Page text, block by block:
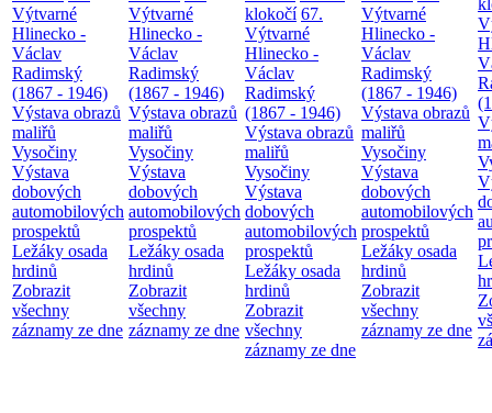
Výtvarné
Hlinecko -
Václav
Radimský
(1867 - 1946)
Výstava obrazů
maliřů
Vysočiny
Výstava
dobových
automobilových
prospektů
Ležáky osada
hrdinů
Zobrazit
všechny
záznamy ze dne
Výtvarné
Hlinecko -
Václav
Radimský
(1867 - 1946)
Výstava obrazů
maliřů
Vysočiny
Výstava
dobových
automobilových
prospektů
Ležáky osada
hrdinů
Zobrazit
všechny
záznamy ze dne
klokočí 67.
Výtvarné
Hlinecko -
Václav
Radimský
(1867 - 1946)
Výstava obrazů
maliřů
Vysočiny
Výstava
dobových
automobilových
prospektů
Ležáky osada
hrdinů
Zobrazit
všechny
záznamy ze dne
Výtvarné
Hlinecko -
Václav
Radimský
(1867 - 1946)
Výstava obrazů
maliřů
Vysočiny
Výstava
dobových
automobilových
prospektů
Ležáky osada
hrdinů
Zobrazit
všechny
záznamy ze dne